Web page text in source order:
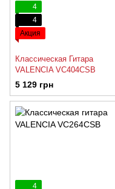
4
4
Акция
Классическая Гитара
VALENCIA VC404CSB
5 129 грн
4